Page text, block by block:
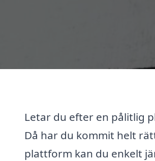
Letar du efter en pålitlig
Då har du kommit helt
plattform kan du enkelt